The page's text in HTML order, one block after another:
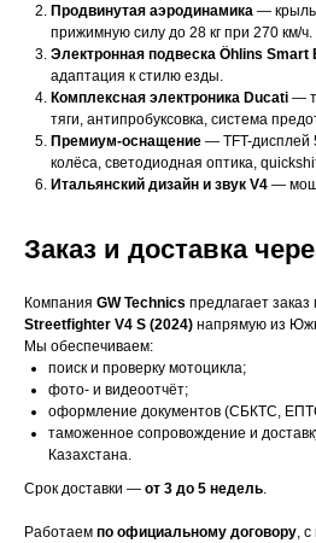
Продвинутая аэродинамика —
прижимную силу до 28 кг при 270 км/ч.
Электронная подвеска Öhlins Smart
адаптация к стилю езды.
Комплексная электроника Ducati —
тяги, антипробуксовка, система
Премиум-оснащение — TFT-дисплей
колёса, светодиодная оптика,
Итальянский дизайн и звук V4 —
Заказ и доставка
Компания GW Technics предлагает заказ
Streetfighter V4 S (2024) напрямую из
Мы обеспечиваем:
поиск и проверку мотоцикла;
фото- и видеоотчёт;
оформление документов (СБКТС,
таможенное сопровождение и
Казахстана.
Срок доставки — от 3 до 5 недель.
Работаем по официальному договору,